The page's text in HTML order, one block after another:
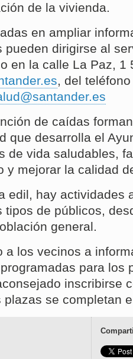
de la vivienda.
en ampliar
pueden dirigirse al
en la calle La Paz, 1
, del
de caídas
que desarrolla el
de vida saludables,
y mejorar la calidad
edil, hay actividades
tipos de públicos,
general.
a los vecinos a
para los
inscribirse
se completan